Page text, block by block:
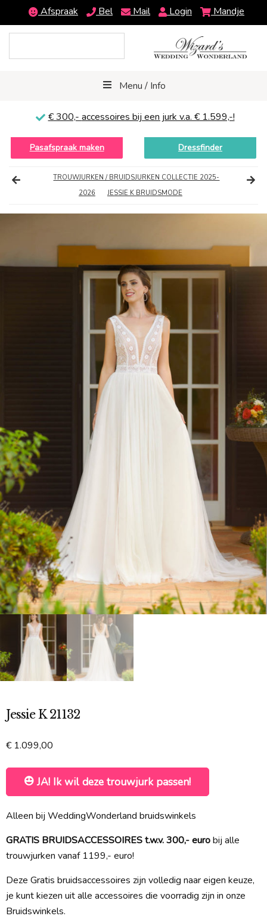
Afspraak Bel Mail Login Mandje
Menu / Info
€ 300,- accessoires bij een jurk v.a. € 1.599,-!
Pasafspraak maken Dressfinder
TROUWJURKEN / BRUIDSJURKEN COLLECTIE 2025-
2026
JESSIE K BRUIDSMODE
Jessie K 21132
€1.099,00
JA! Ik wil deze trouwjurk passen!
Alleen bij WeddingWonderland bruidswinkels
GRATIS BRUIDSACCESSOIRES t.w.v. 300,- eurobij alle
trouwjurken vanaf 1199,- euro!
Deze Gratis bruidsaccessoires zijn volledig naar eigen keuze,
je kunt kiezen uit alle accessoires die voorradig zijn in onze
Bruidswinkels.